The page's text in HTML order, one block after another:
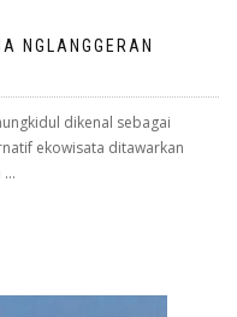
NGLANGGERAN
dikenal sebagai
ekowisata ditawarkan